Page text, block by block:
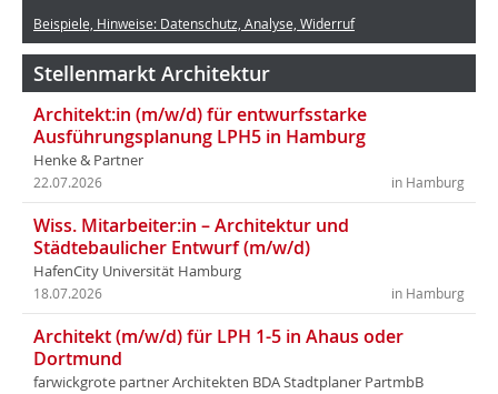
Beispiele, Hinweise: Datenschutz, Analyse, Widerruf
Stellenmarkt Architektur
Architekt:in (m/w/d) für entwurfsstarke
Ausführungsplanung LPH5 in Hamburg
Henke & Partner
in Hamburg
22.07.2026
Wiss. Mitarbeiter:in – Architektur und
Städtebaulicher Entwurf (m/w/d)
HafenCity Universität Hamburg
in Hamburg
18.07.2026
Architekt (m/w/d) für LPH 1-5 in Ahaus oder
Dortmund
farwickgrote partner Architekten BDA Stadtplaner PartmbB